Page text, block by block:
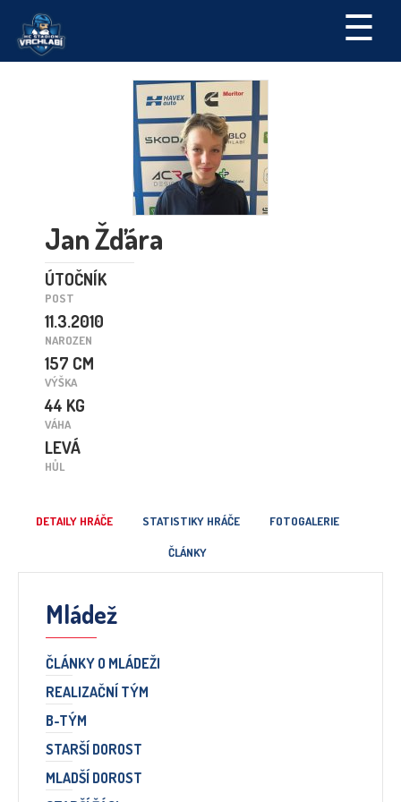
☰
Jan Žďára
ÚTOČNÍK
POST
11.3.2010
NAROZEN
157 CM
VÝŠKA
44 KG
VÁHA
LEVÁ
HŮL
DETAILY HRÁČE STATISTIKY HRÁČE FOTOGALERIE
ČLÁNKY
Mládež
ČLÁNKY O MLÁDEŽI
REALIZAČNÍ TÝM
B-TÝM
STARŠÍ DOROST
MLADŠÍ DOROST